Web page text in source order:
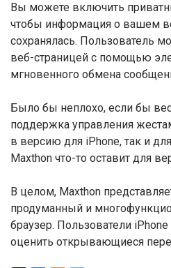
Вы можете включить
чтобы информация о вашем
сохранялась. Пользователь
веб-страницей с помощью
мгновенного обмена
Было бы неплохо, если бы
поддержка управления
в версию для iPhone, так и
Maxthon что-то оставит для
В целом, Maxthon
продуманный и
браузер. Пользователи
оценить открывающиеся